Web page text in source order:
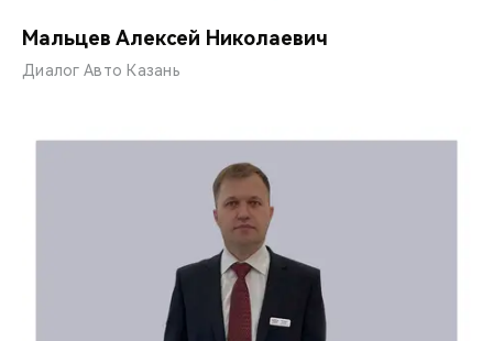
Мальцев Алексей Николаевич
Диалог Авто Казань